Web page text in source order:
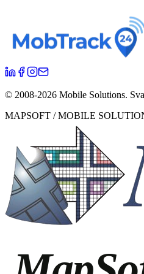
© 2008-2026 Mobile Solutions.
MAPSOFT / MOBILE